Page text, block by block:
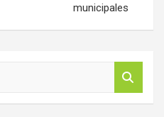
municipales